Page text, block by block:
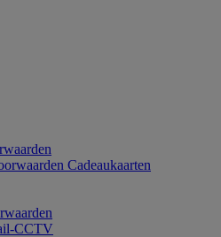
Cadeaukaarten
CCTV